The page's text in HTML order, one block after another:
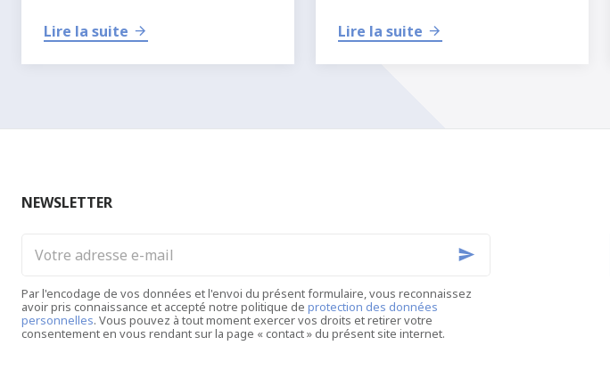
équipement et votre manière de
pratiquer l’aéromodélisme
modélisme RC.
Lire la suite
meilleures conditions.
Lire la suite
NEWSLETTER
adresse
mail
Par l'encodage de vos données et l'envoi du présent formulaire, vous reconnaissez
avoir pris connaissance et accepté notre politique de protection des données
personnelles. Vous pouvez à tout moment exercer vos droits et retirer votre
consentement en vous rendant sur la page « contact » du présent site internet.